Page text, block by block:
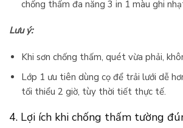
chống thấm đa năng 3 in 1 màu ghi
Lưu ý:
Khi sơn chống thấm, quét vừa phải,
Lớp 1 ưu tiên dùng cọ để trải lưới dễ
tối thiểu 2 giờ, tùy thời tiết thực tế.
4. Lợi ích khi chống thấm tường